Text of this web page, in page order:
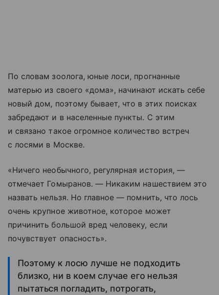
По словам зоолога, юные лоси, прогнанные
матерью из своего «дома», начинают искать себе
новый дом, поэтому бывает, что в этих поисках
забредают и в населенные пункты. С этим
и связано такое огромное количество встреч
с лосями в Москве.
«Ничего необычного, регулярная история, —
отмечает Гомыранов. — Никаким нашествием это
назвать нельзя. Но главное — помнить, что лось
очень крупное животное, которое может
причинить большой вред человеку, если
почувствует опасность».
Поэтому к лосю лучше не подходить
близко, ни в коем случае его нельзя
пытаться погладить, потрогать,